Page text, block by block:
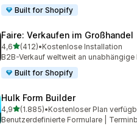
Built for Shopify
Faire: Verkaufen im Großhandel
4,6von 5 Sternen
(412)
412 Rezensionen insgesamt
•Kostenlose Installation
B2B-Verkauf weltweit an unabhängige
Built for Shopify
Hulk Form Builder
4,9von 5 Sternen
(1.885)
1885 Rezensionen insgesamt
•Kostenloser Plan
Benutzerdefinierte Formulare |